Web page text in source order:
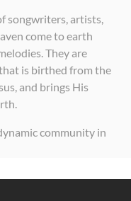
songwriters, artists,
come to earth
They are
is birthed from the
and brings His
community in